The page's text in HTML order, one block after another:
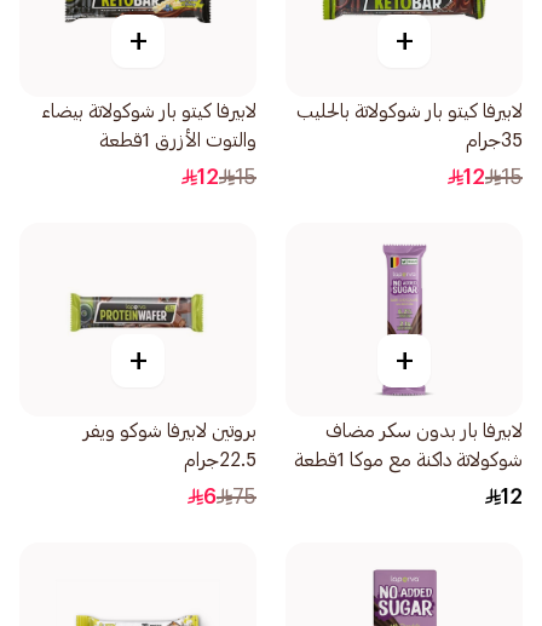
+
لابيرفا كيتو بار شوكولاتة بالحليب
35جرام
15
12
+
لابيرفا كيتو بار شوكولاتة بيضاء
والتوت الأزرق 1قطعة
15
12
+
لابيرفا بار بدون سكر مضاف
شوكولاتة داكنة مع موكا 1قطعة
12
+
بروتين لابيرفا شوكو ويفر
22.5جرام
75
6